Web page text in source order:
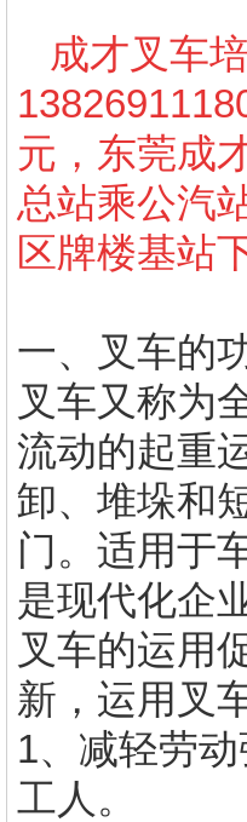
成才叉车培
元，东莞成
总站乘公汽
区牌楼基站
一、叉车的
叉车又称为
流动的起重
卸、堆垛和
门。适用于
是现代化企
叉车的运用
新，运用叉
1、减轻劳
工人。